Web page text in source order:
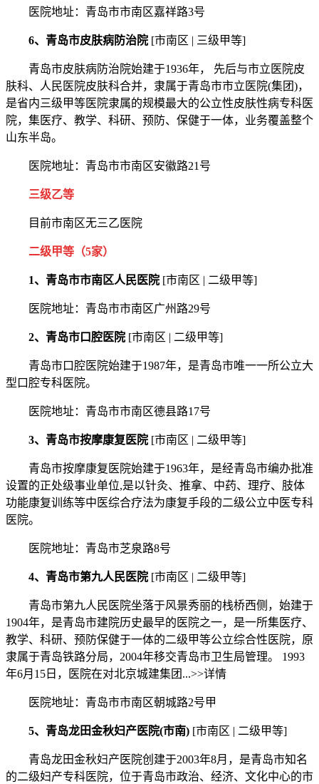
医院地址：青岛市市南区嘉祥路3号
6、青岛市皮肤病防治院 [市南区 | 三级甲等]
青岛市皮肤病防治院始建于1936年， 先后与市立医院皮
肤科、人民医院皮肤科合并，隶属于青岛市市立医院(集团)，
是省内三级甲等医院隶属的规模最大的公立性皮肤性病专科医
院，集医疗、教学、科研、预防、保健于一体，业务覆盖整个
山东半岛。
医院地址：青岛市市南区安徽路21号
三级乙等
目前市南区无三乙医院
二级甲等（5家）
1、青岛市市南区人民医院 [市南区 | 二级甲等]
医院地址：青岛市市南区广州路29号
2、青岛市口腔医院 [市南区 | 二级甲等]
青岛市口腔医院始建于1987年，是青岛市唯一一所公立大
型口腔专科医院。
医院地址：青岛市市南区德县路17号
3、青岛市按摩康复医院 [市南区 | 二级甲等]
青岛市按摩康复医院始建于1963年，是经青岛市编办批准
设置的正处级事业单位,是以针灸、推拿、中药、理疗、肢体
功能康复训练等中医综合疗法为康复手段的二级公立中医专科
医院。
医院地址：青岛市芝泉路8号
4、青岛市第九人民医院 [市南区 | 二级甲等]
青岛市第九人民医院坐落于风景秀丽的栈桥西侧，始建于
1904年，是青岛市建院历史最早的医院之一，是一所集医疗、
教学、科研、预防保健于一体的二级甲等公立综合性医院，原
隶属于青岛铁路分局，2004年移交青岛市卫生局管理。 1993
年6月15日，医院在对北京城建集团...>>详情
医院地址：青岛市市南区朝城路2号甲
5、青岛龙田金秋妇产医院(市南) [市南区 | 二级甲等]
青岛龙田金秋妇产医院创建于2003年8月，是青岛市知名
的二级妇产专科医院，位于青岛市政治、经济、文化中心的市